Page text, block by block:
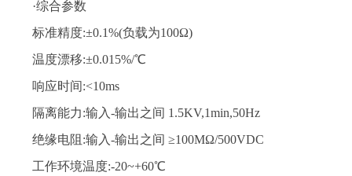
·综合参数
标准精度:±0.1%(负载为100Ω)
温度漂移:±0.015%/℃
响应时间:<10ms
隔离能力:输入-输出之间 1.5KV,1min,50Hz
绝缘电阻:输入-输出之间 ≥100MΩ/500VDC
工作环境温度:-20~+60℃